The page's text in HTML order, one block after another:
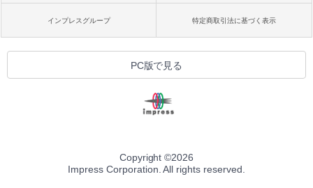
インプレスグループ 特定商取引法に基づく表示
PC版で見る
Copyright ©2026
Impress Corporation. All rights reserved.